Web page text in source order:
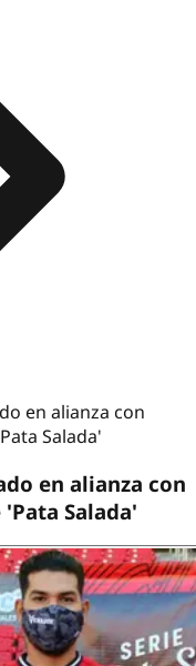
en alianza con
Salada'
en alianza con
Salada'